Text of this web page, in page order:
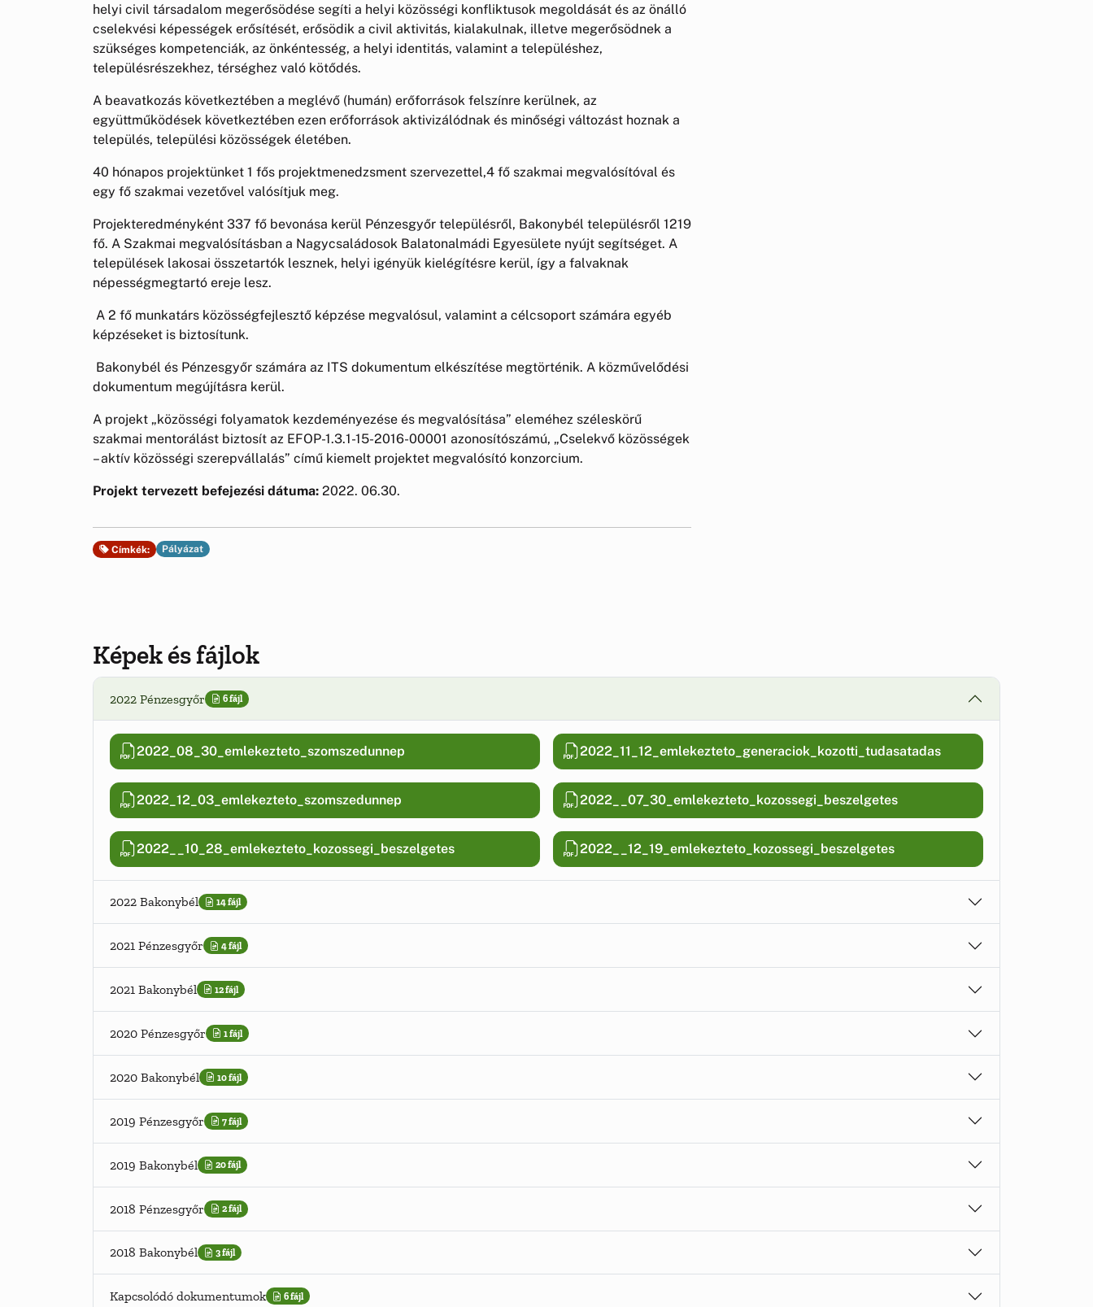
helyi civil társadalom megerősödése segíti a helyi közösségi konfliktusok megoldását és az önálló
cselekvési képességek erősítését, erősödik a civil aktivitás, kialakulnak, illetve megerősödnek a
szükséges kompetenciák, az önkéntesség, a helyi identitás, valamint a településhez,
településrészekhez, térséghez való kötődés.
A beavatkozás következtében a meglévő (humán) erőforrások felszínre kerülnek, az
együttműködések következtében ezen erőforrások aktivizálódnak és minőségi változást hoznak a
település, települési közösségek életében.
40 hónapos projektünket 1 fős projektmenedzsment szervezettel,4 fő szakmai megvalósítóval és
egy fő szakmai vezetővel valósítjuk meg.
Projekteredményként 337 fő bevonása kerül Pénzesgyőr településről, Bakonybél településről 1219
fő. A Szakmai megvalósításban a Nagycsaládosok Balatonalmádi Egyesülete nyújt segítséget. A
települések lakosai összetartók lesznek, helyi igényük kielégítésre kerül, így a falvaknak
népességmegtartó ereje lesz.
A 2 fő munkatárs közösségfejlesztő képzése megvalósul, valamint a célcsoport számára egyéb
képzéseket is biztosítunk.
Bakonybél és Pénzesgyőr számára az ITS dokumentum elkészítése megtörténik. A közművelődési
dokumentum megújításra kerül.
A projekt „közösségi folyamatok kezdeményezése és megvalósítása” eleméhez széleskörű
szakmai mentorálást biztosít az EFOP-1.3.1-15-2016-00001 azonosítószámú, „Cselekvő közösségek
– aktív közösségi szerepvállalás” című kiemelt projektet megvalósító konzorcium.
Projekt tervezett befejezési dátuma: 2022. 06.30.
Címkék: Pályázat
Képek és fájlok
2022 Pénzesgyőr 6 fájl
2022_08_30_emlekezteto_szomszedunnep 2022_11_12_emlekezteto_generaciok_kozotti_tudasatadas
2022_12_03_emlekezteto_szomszedunnep 2022__07_30_emlekezteto_kozossegi_beszelgetes
2022__10_28_emlekezteto_kozossegi_beszelgetes 2022__12_19_emlekezteto_kozossegi_beszelgetes
2022 Bakonybél 14 fájl
2021 Pénzesgyőr 4 fájl
2021 Bakonybél 12 fájl
2020 Pénzesgyőr 1 fájl
2020 Bakonybél 10 fájl
2019 Pénzesgyőr 7 fájl
2019 Bakonybél 20 fájl
2018 Pénzesgyőr 2 fájl
2018 Bakonybél 3 fájl
Kapcsolódó dokumentumok 6 fájl